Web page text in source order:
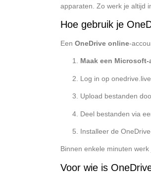
apparaten. Zo werk je altijd
Hoe gebruik je
Een OneDrive online-
Maak een
Log in op
Upload bestanden
Deel bestanden via
Installeer de
Binnen enkele minuten
Voor wie is